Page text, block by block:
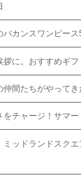
バカンスワンピース
拶に。おすすめギフ
仲間たちがやってき
をチャージ！サマー
ミッドランドスクエ